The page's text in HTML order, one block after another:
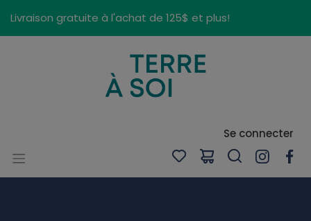
Livraison gratuite à l'achat de 125$ et plus!
Se connecter